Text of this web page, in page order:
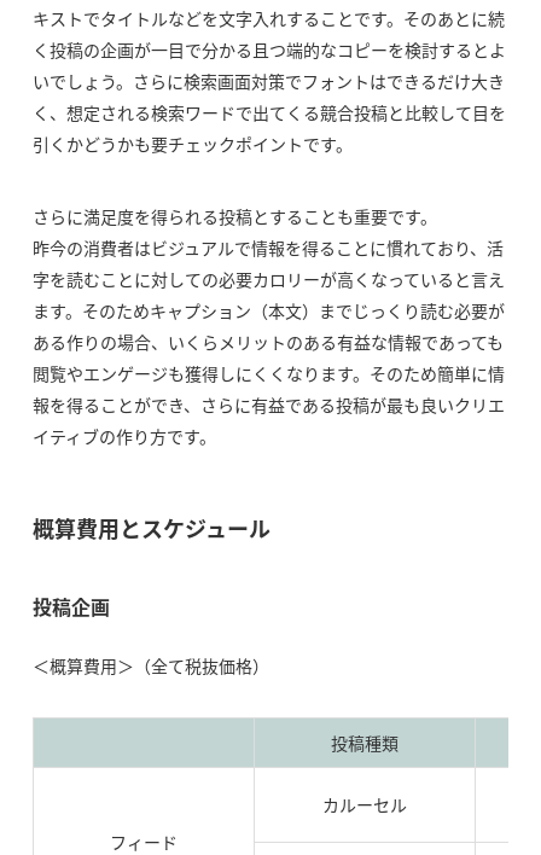
キストでタイトルなどを文字入れすることです。そのあとに続
く投稿の企画が一目で分かる且つ端的なコピーを検討するとよ
いでしょう。さらに検索画面対策でフォントはできるだけ大き
く、想定される検索ワードで出てくる競合投稿と比較して目を
引くかどうかも要チェックポイントです。
さらに満足度を得られる投稿とすることも重要です。
昨今の消費者はビジュアルで情報を得ることに慣れており、活
字を読むことに対しての必要カロリーが高くなっていると言え
ます。そのためキャプション（本文）までじっくり読む必要が
ある作りの場合、いくらメリットのある有益な情報であっても
閲覧やエンゲージも獲得しにくくなります。そのため簡単に情
報を得ることができ、さらに有益である投稿が最も良いクリエ
イティブの作り方です。
概算費用とスケジュール
投稿企画
＜概算費用＞（全て税抜価格）
投稿種類
フィード
カルーセル